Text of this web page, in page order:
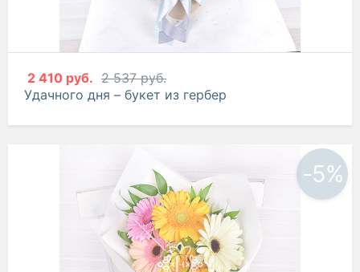
2 410 руб. 2 537 руб.
Удачного дня – букет из гербер
-5%